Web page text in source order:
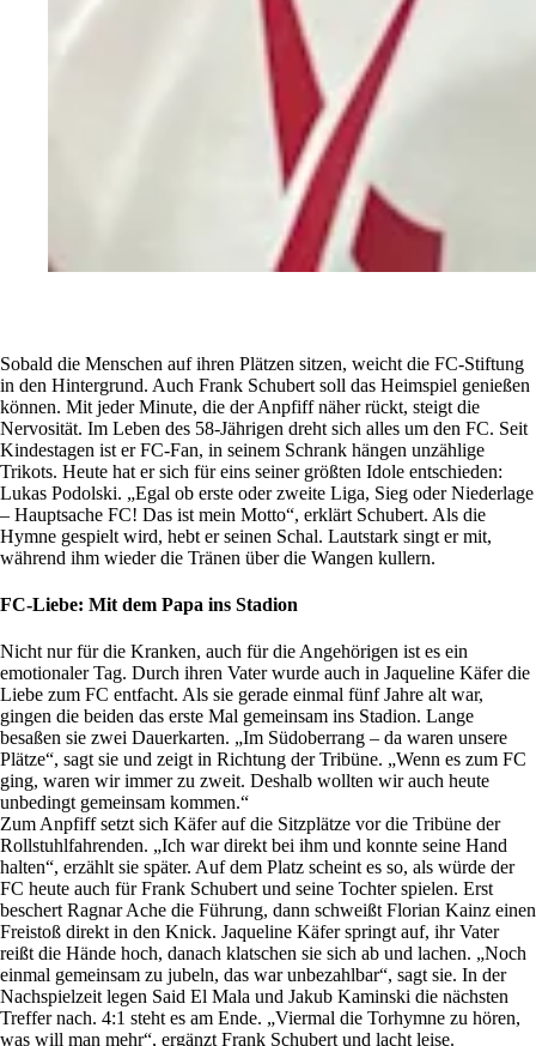
Sobald die Menschen auf ihren Plätzen sitzen, weicht die FC-Stiftung
in den Hintergrund. Auch Frank Schubert soll das Heimspiel genießen
können. Mit jeder Minute, die der Anpfiff näher rückt, steigt die
Nervosität. Im Leben des 58-Jährigen dreht sich alles um den FC. Seit
Kindestagen ist er FC-Fan, in seinem Schrank hängen unzählige
Trikots. Heute hat er sich für eins seiner größten Idole entschieden:
Lukas Podolski. „Egal ob erste oder zweite Liga, Sieg oder Niederlage
– Hauptsache FC! Das ist mein Motto“, erklärt Schubert. Als die
Hymne gespielt wird, hebt er seinen Schal. Lautstark singt er mit,
während ihm wieder die Tränen über die Wangen kullern.
FC-Liebe: Mit dem Papa ins Stadion
Nicht nur für die Kranken, auch für die Angehörigen ist es ein
emotionaler Tag. Durch ihren Vater wurde auch in Jaqueline Käfer die
Liebe zum FC entfacht. Als sie gerade einmal fünf Jahre alt war,
gingen die beiden das erste Mal gemeinsam ins Stadion. Lange
besaßen sie zwei Dauerkarten. „Im Südoberrang – da waren unsere
Plätze“, sagt sie und zeigt in Richtung der Tribüne. „Wenn es zum FC
ging, waren wir immer zu zweit. Deshalb wollten wir auch heute
unbedingt gemeinsam kommen.“
Zum Anpfiff setzt sich Käfer auf die Sitzplätze vor die Tribüne der
Rollstuhlfahrenden. „Ich war direkt bei ihm und konnte seine Hand
halten“, erzählt sie später. Auf dem Platz scheint es so, als würde der
FC heute auch für Frank Schubert und seine Tochter spielen. Erst
beschert Ragnar Ache die Führung, dann schweißt Florian Kainz einen
Freistoß direkt in den Knick. Jaqueline Käfer springt auf, ihr Vater
reißt die Hände hoch, danach klatschen sie sich ab und lachen. „Noch
einmal gemeinsam zu jubeln, das war unbezahlbar“, sagt sie. In der
Nachspielzeit legen Said El Mala und Jakub Kaminski die nächsten
Treffer nach. 4:1 steht es am Ende. „Viermal die Torhymne zu hören,
was will man mehr“, ergänzt Frank Schubert und lacht leise.